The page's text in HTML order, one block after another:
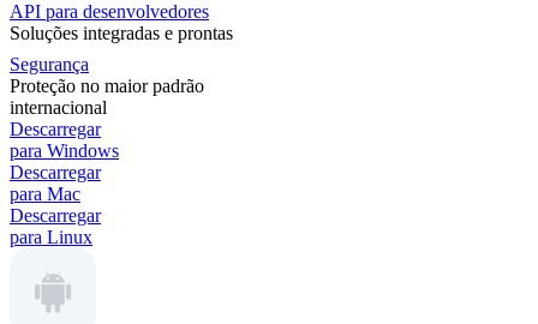
API para desenvolvedores
Soluções integradas e prontas
Segurança
Proteção no maior padrão
internacional
Descarregar
para Windows
Descarregar
para Mac
Descarregar
para Linux